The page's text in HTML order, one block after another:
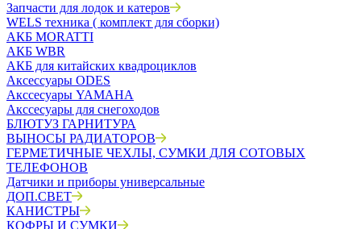
Запчасти для лодок и катеров
WELS техника ( комплект для сборки)
АКБ MORATTI
АКБ WBR
АКБ для китайских квадроциклов
Аксессуары ODES
Акссесуары YAMAHA
Акссесуары для снегоходов
БЛЮТУЗ ГАРНИТУРА
ВЫНОСЫ РАДИАТОРОВ
ГЕРМЕТИЧНЫЕ ЧЕХЛЫ, СУМКИ ДЛЯ СОТОВЫХ
ТЕЛЕФОНОВ
Датчики и приборы универсальные
ДОП.СВЕТ
КАНИСТРЫ
КОФРЫ И СУМКИ